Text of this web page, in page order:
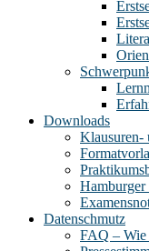
Downloads
Klausuren-
Hamburger
Datenschmutz
FAQ – Wie